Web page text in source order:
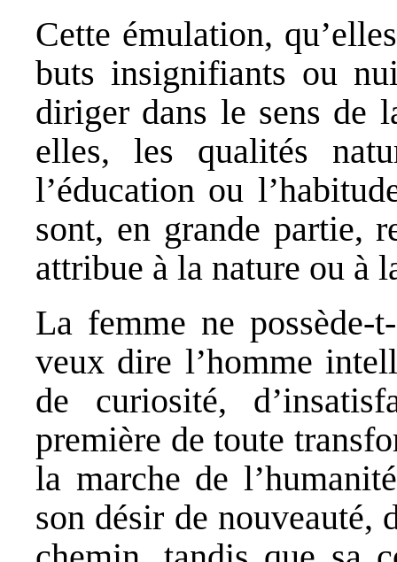
Cette émulation,
buts insignifiants ou
diriger dans le sens de
elles, les qualités
l’éducation ou
sont, en grande partie,
attribue à la nature ou à
La femme ne possède-
veux dire l’homme
de curiosité,
première de toute
la marche de
son désir de nouveauté,